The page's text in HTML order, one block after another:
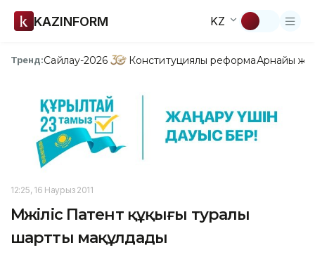
KAZINFORM KZ
Тренд:Сайлау-2026 Конституциялық реформаАрнайы
12:25, 16 Наурыз 2011
Мәжіліс Патент құқығы туралы
шартты мақұлдады